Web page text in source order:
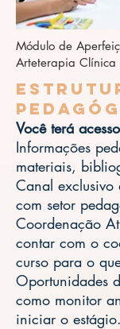
Módulo de
Arteterapia Clínica
Você terá
Informações
materiais,
Canal
com setor
Coordenação
contar com o
curso para o
Oportunidades
como monitor
iniciar o estágio.